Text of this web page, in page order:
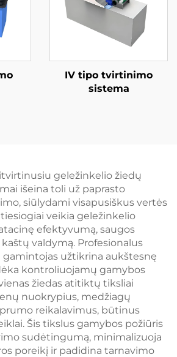
IV tipo tvirtinimo
sistema
geležinkelio žiedų
išeina toli už paprasto
siūlydami visapusiškus vertės
veikia geležinkelio
efektyvumą, saugos
valdymą. Profesionalus
užtikrina aukštesnę
kontroliuojamų gamybos
žiedas atitiktų tiksliai
nuokrypius, medžiagų
reikalavimus, būtinus
Šis tikslus gamybos požiūris
sudėtingumą, minimalizuoja
poreikį ir padidina tarnavimo